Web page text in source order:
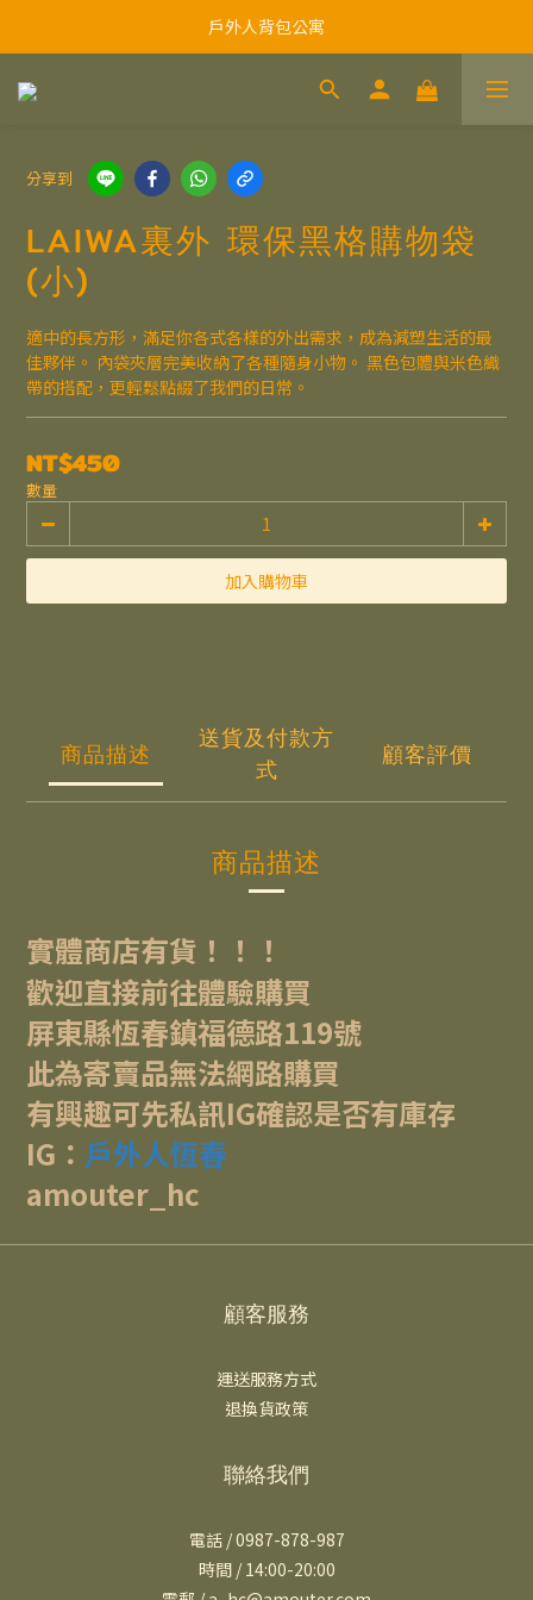
戶外人背包公寓
分享到
LAIWA裏外 環保黑格購物袋
(小)
適中的長方形，滿足你各式各樣的外出需求，成為減塑生活的最
佳夥伴。 內袋夾層完美收納了各種隨身小物。 黑色包體與米色織
帶的搭配，更輕鬆點綴了我們的日常。
NT$450
數量
加入購物車
商品描述
送貨及付款方
式
顧客評價
商品描述
實體商店有貨！！！
歡迎直接前往體驗購買
屏東縣恆春鎮福德路119號
此為寄賣品無法網路購買
有興趣可先私訊IG確認是否有庫存
IG： 戶外人恆春
amouter_hc
顧客服務
運送服務方式
退換貨政策
聯絡我們
電話 / 0987-878-987
時間 / 14:00-20:00